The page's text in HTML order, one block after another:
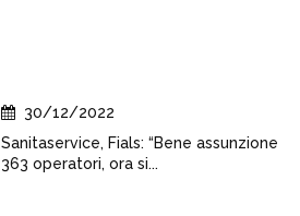
30/12/2022
Sanitaservice, Fials: “Bene assunzione
363 operatori, ora si...